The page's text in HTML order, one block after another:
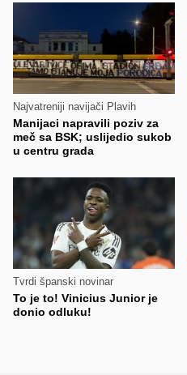
Najvatreniji navijači Plavih
Manijaci napravili poziv za
meč sa BSK; uslijedio sukob
u centru grada
Tvrdi španski novinar
To je to! Vinicius Junior je
donio odluku!